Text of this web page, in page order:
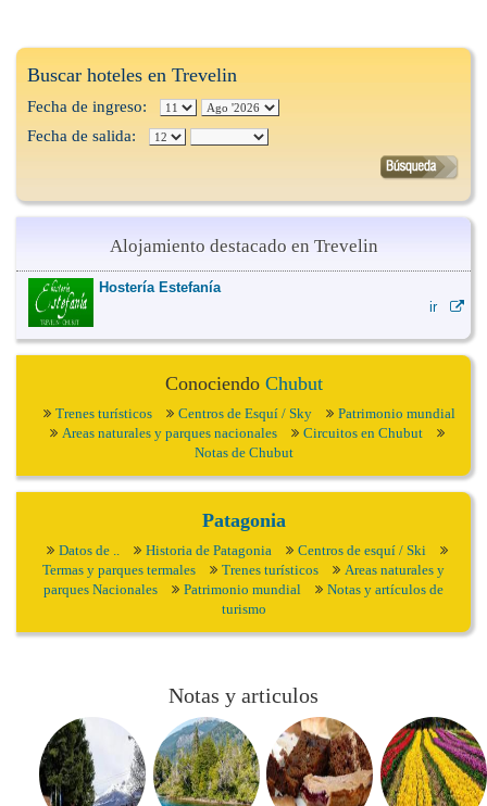
Buscar hoteles en Trevelin
Fecha de ingreso:
Fecha de salida:
Alojamiento destacado en Trevelin
Hostería Estefanía
ir
Conociendo Chubut
Trenes turísticos Centros de Esquí / Sky
Patrimonio mundial
Areas naturales y parques nacionales
Circuitos en Chubut
Notas de Chubut
Patagonia
Datos de .. Historia de Patagonia
Centros de esquí / Ski
Termas y parques termales
Trenes turísticos
Areas naturales y
parques Nacionales
Patrimonio mundial
Notas y artículos de
turismo
Notas y articulos